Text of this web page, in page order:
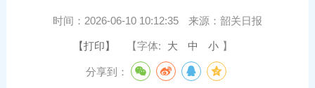
时间： 2026-06-10 10:12:35 来源： 韶关日报
【打印】 【字体: 大 中 小 】
分享到：